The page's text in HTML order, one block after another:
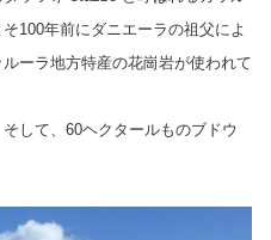
100年前にダニエーラの祖父によ
ーラ地方特産の花崗岩が使われて
して、60ヘクタールものブドウ